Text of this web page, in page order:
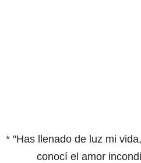
* "Has llenado de luz mi
conocí el amor